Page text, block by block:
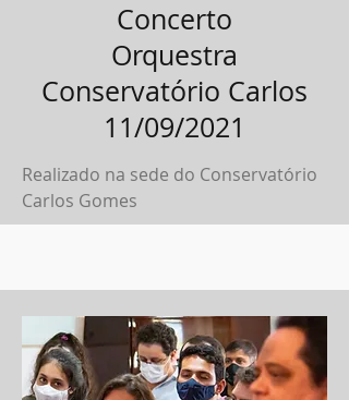
Concerto
Orquestra
Conservatório Carlos
11/09/2021
Realizado na sede do Conservatório
Carlos Gomes